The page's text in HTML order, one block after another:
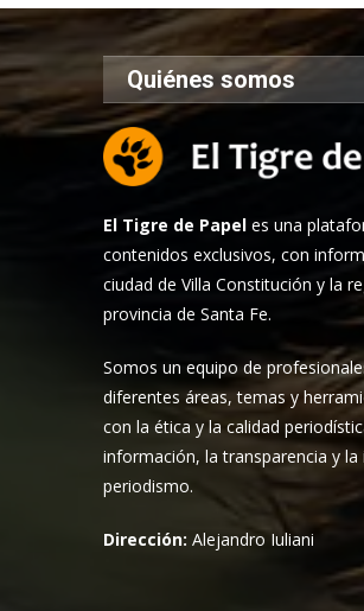
Quiénes somos
El Tigre de Papel es una
contenidos exclusivos, con
ciudad de Villa Constitución y la
provincia de Santa Fe.
Somos un equipo de
diferentes áreas, temas y
con la ética y la calidad
información, la transparencia y la
periodismo.
Dirección:Alejandro Iuliani